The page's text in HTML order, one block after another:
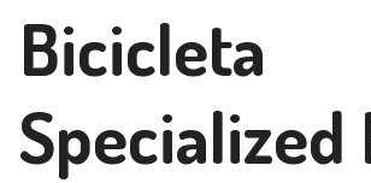
Bicicleta
Specialized